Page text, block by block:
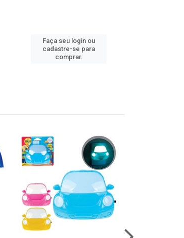
Faça seu login ou
cadastre-se para
comprar.